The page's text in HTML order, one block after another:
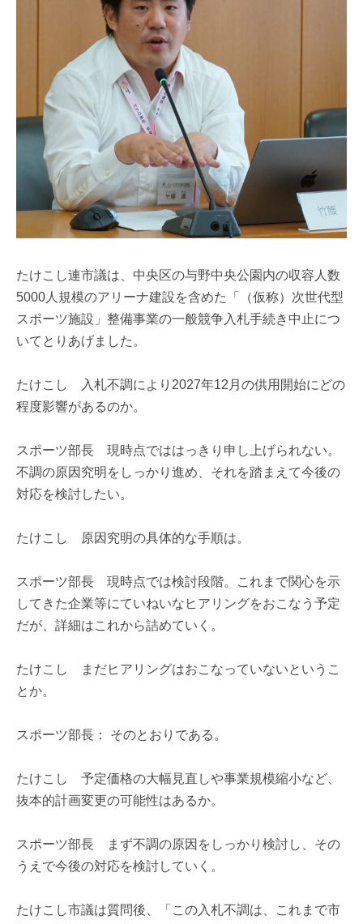
たけこし連市議は、中央区の与野中央公園内の収容人数
5000人規模のアリーナ建設を含めた「（仮称）次世代型
スポーツ施設」整備事業の一般競争入札手続き中止につ
いてとりあげました。
たけこし 入札不調により2027年12月の供用開始にどの
程度影響があるのか。
スポーツ部長 現時点でははっきり申し上げられない。
不調の原因究明をしっかり進め、それを踏まえて今後の
対応を検討したい。
たけこし 原因究明の具体的な手順は。
スポーツ部長 現時点では検討段階。これまで関心を示
してきた企業等にていねいなヒアリングをおこなう予定
だが、詳細はこれから詰めていく。
たけこし まだヒアリングはおこなっていないというこ
とか。
スポーツ部長： そのとおりである。
たけこし 予定価格の大幅見直しや事業規模縮小など、
抜本的計画変更の可能性はあるか。
スポーツ部長 まず不調の原因をしっかり検討し、その
うえで今後の対応を検討していく。
たけこし市議は質問後、「この入札不調は、これまで市